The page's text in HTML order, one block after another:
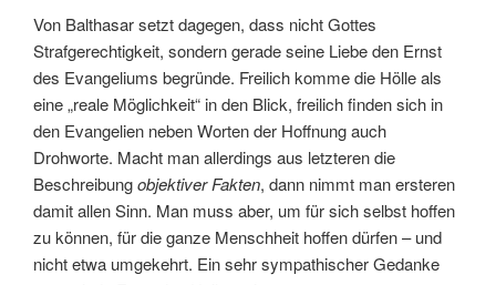
Von Balthasar setzt dagegen, dass nicht Gottes
Strafgerechtigkeit, sondern gerade seine Liebe den Ernst
des Evangeliums begründe. Freilich komme die Hölle als
eine „reale Möglichkeit“ in den Blick, freilich finden sich in
den Evangelien neben Worten der Hoffnung auch
Drohworte. Macht man allerdings aus letzteren die
Beschreibungobjektiver Fakten, dann nimmt man ersteren
damit allen Sinn. Man muss aber, um für sich selbst hoffen
zu können, für die ganze Menschheit hoffen dürfen – und
nicht etwa umgekehrt. Ein sehr sympathischer Gedanke